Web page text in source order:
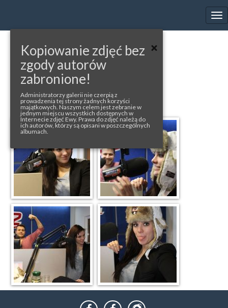
« back to album
EVROPA 2
photos from pluska.sk
Kopiowanie zdjęć bez
zgody autorów
zabronione!
Administratorzy galerii nie czerpią z
prowadzenia tej strony żadnych korzyści
majątkowych. Naszym celem jest zebranie w
jednym miejscu wszystkich dostępnych w
Internecie zdjęć Ewy. Prawa do zdjęć należą do
ich autorów, którzy są opisani w poszczególnych
albumach.